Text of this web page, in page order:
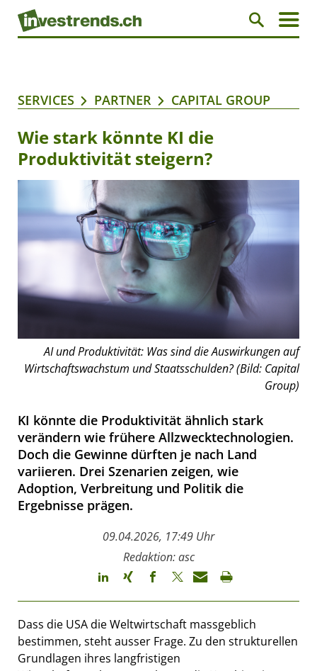
SERVICES PARTNER CAPITAL GROUP
Wie stark könnte KI die
Produktivität steigern?
AI und Produktivität: Was sind die Auswirkungen auf
Wirtschaftswachstum und Staatsschulden? (Bild: Capital
Group)
KI könnte die Produktivität ähnlich stark
verändern wie frühere Allzwecktechnologien.
Doch die Gewinne dürften je nach Land
variieren. Drei Szenarien zeigen, wie
Adoption, Verbreitung und Politik die
Ergebnisse prägen.
09.04.2026, 17:49 Uhr
Redaktion: asc
Dass die USA die Weltwirtschaft massgeblich
bestimmen, steht ausser Frage. Zu den strukturellen
Grundlagen ihres langfristigen